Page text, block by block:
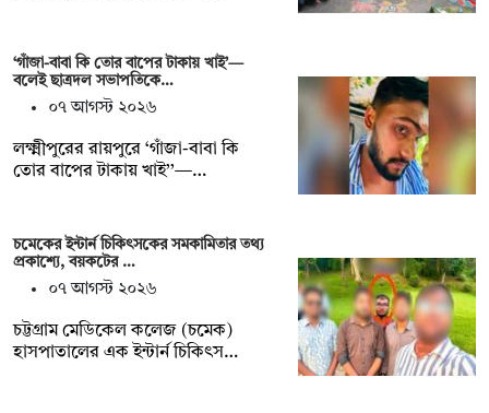
‘গাঁজা-বাবা কি তোর বাপের টাকায় খাই’—
বলেই ছাত্রদল সভাপতিকে…
০৭ আগস্ট ২০২৬
লক্ষ্মীপুরের রায়পুরে ‘গাঁজা-বাবা কি
তোর বাপের টাকায় খাই’’—…
চমেকের ইন্টার্ন চিকিৎসকের সমকামিতার তথ্য
প্রকাশ্যে, বয়কটের …
০৭ আগস্ট ২০২৬
চট্টগ্রাম মেডিকেল কলেজ (চমেক)
হাসপাতালের এক ইন্টার্ন চিকিৎস…